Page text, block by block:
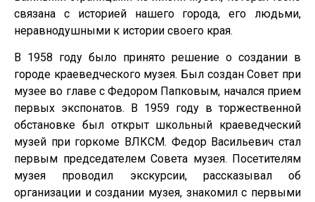
связана с историей нашего города, его людьми,
неравнодушными к истории своего края.
В 1958 году было принято решение о создании в
городе краеведческого музея. Был создан Совет при
музее во главе с Федором Папковым, начался прием
первых экспонатов. В 1959 году в торжественной
обстановке был открыт школьный краеведческий
музей при горкоме ВЛКСМ. Федор Васильевич стал
первым председателем Совета музея. Посетителям
музея проводил экскурсии, рассказывал об
организации и создании музея, знакомил с первыми